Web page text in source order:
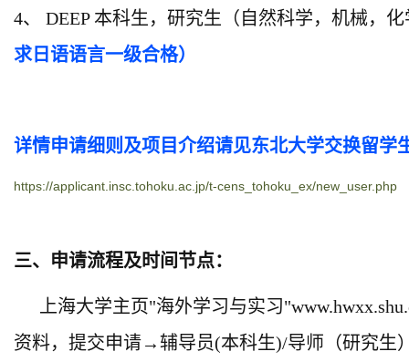
4、 DEEP 本科生，研究生（自然科学，机械，
求日语语言一级合格）
详情申请细则及项目介绍请见东北大学交换留学
https://applicant.insc.tohoku.ac.jp/t-cens_tohoku_ex/new_user.php
三、申请流程及时间节点：
上海大学主页"海外学习与实习
资料，提交申请→辅导员(本科生)/导师（研究生